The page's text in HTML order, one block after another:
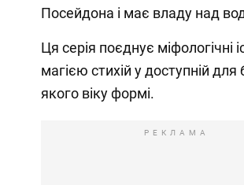
Посейдона і має владу над
Ця серія поєднує міфологічні
магією стихій у доступній для
якого віку формі.
РЕКЛАМА